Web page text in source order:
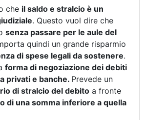
che il saldo e stralcio è un
. Questo vuol dire che
senza passare per le aule del
quindi un grande risparmio
di spese legali da sostenere.
forma di negoziazione dei debiti
privati e banche. Prevede un
di stralcio del debito a fronte
di una somma inferiore a quella